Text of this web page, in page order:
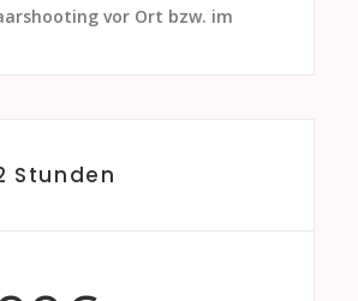
vor Ort bzw. im
Stunden